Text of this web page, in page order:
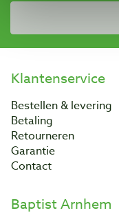
Klantenservice
Bestellen & levering
Betaling
Retourneren
Garantie
Contact
Baptist Arnhem